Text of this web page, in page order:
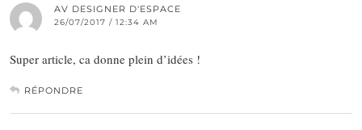
AV DESIGNER D'ESPACE
26/07/2017 / 12:34 AM
Super article, ca donne plein d’idées !
RÉPONDRE